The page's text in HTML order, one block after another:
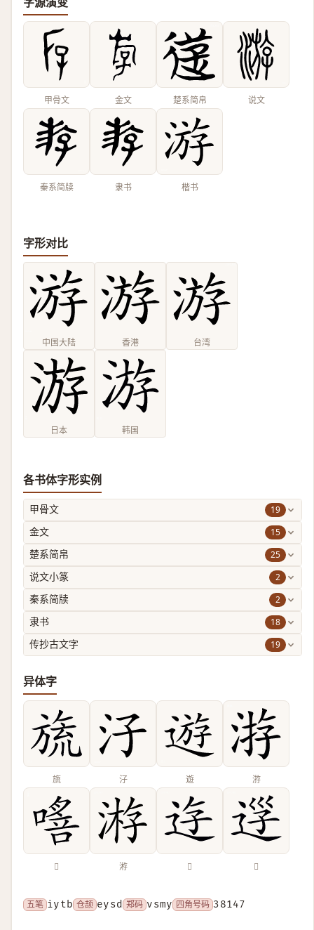
甲骨文 金文 楚系简帛 说文
秦系简牍 隶书 楷书
字形对比
中国大陆 香港 台湾
日本 韩国
各书体字形实例
甲骨文 19
金文 15
楚系简帛 25
说文小篆 2
秦系简牍 2
隶书 18
传抄古文字 19
异体字
旒 汓 遊 㳺
𠾈 𣸯 𨒣 𨒰
五笔 iytb 仓颉 eysd 郑码 vsmy 四角号码 38147